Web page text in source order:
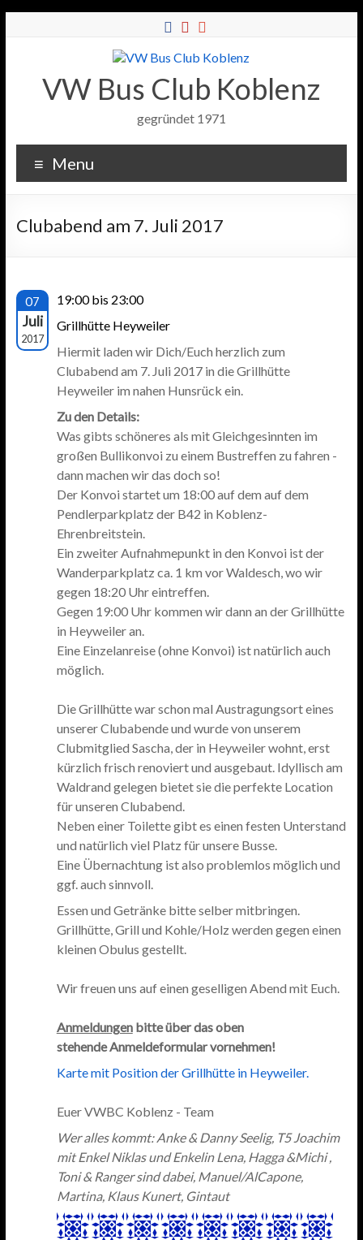
VW Bus Club Koblenz
gegründet 1971
Menu
Clubabend am 7. Juli 2017
07
Juli
2017
19:00 bis 23:00
Grillhütte Heyweiler
Hiermit laden wir Dich/Euch herzlich zum
Clubabend am 7. Juli 2017 in die Grillhütte
Heyweiler im nahen Hunsrück ein.
Zu den Details:
Was gibts schöneres als mit Gleichgesinnten im
großen Bullikonvoi zu einem Bustreffen zu fahren -
dann machen wir das doch so!
Der Konvoi startet um 18:00 auf dem auf dem
Pendlerparkplatz der B42 in Koblenz-
Ehrenbreitstein.
Ein zweiter Aufnahmepunkt in den Konvoi ist der
Wanderparkplatz ca. 1 km vor Waldesch, wo wir
gegen 18:20 Uhr eintreffen.
Gegen 19:00 Uhr kommen wir dann an der Grillhütte
in Heyweiler an.
Eine Einzelanreise (ohne Konvoi) ist natürlich auch
möglich.
Die Grillhütte war schon mal Austragungsort eines
unserer Clubabende und wurde von unserem
Clubmitglied Sascha, der in Heyweiler wohnt, erst
kürzlich frisch renoviert und ausgebaut. Idyllisch am
Waldrand gelegen bietet sie die perfekte Location
für unseren Clubabend.
Neben einer Toilette gibt es einen festen Unterstand
und natürlich viel Platz für unsere Busse.
Eine Übernachtung ist also problemlos möglich und
ggf. auch sinnvoll.
Essen und Getränke bitte selber mitbringen.
Grillhütte, Grill und Kohle/Holz werden gegen einen
kleinen Obulus gestellt.
Wir freuen uns auf einen geselligen Abend mit Euch.
Anmeldungenbitte über das oben
stehende Anmeldeformular vornehmen!
Karte mit Position der Grillhütte in Heyweiler.
Euer VWBC Koblenz - Team
Wer alles kommt: Anke & Danny Seelig, T5 Joachim
mit Enkel Niklas und Enkelin Lena, Hagga &Michi ,
Toni & Ranger sind dabei, Manuel/AlCapone,
Martina, Klaus Kunert, Gintaut